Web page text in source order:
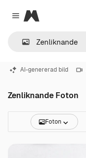
Close menu
Magnific
AI-genererad bild
Zenliknande Foton
Foton